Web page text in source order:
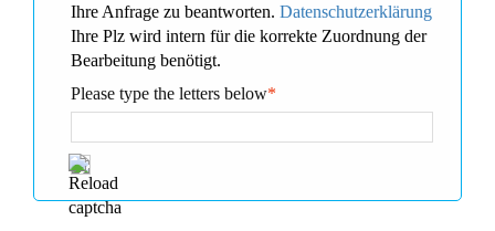
Ihre Anfrage zu beantworten. Datenschutzerklärung
Ihre Plz wird intern für die korrekte Zuordnung der
Bearbeitung benötigt.
*
Please type the letters below